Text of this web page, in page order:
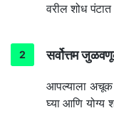
वरील शोध
सर्वोत्तम
आपल्याला अचूक
घ्या आणि योग्य